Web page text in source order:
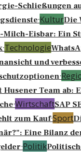
Schließungen
·KulturDie
Eisbar: Ein
·Technologie
und
·
Team ab:
·WirtschaftSAP
zum Kauf·Sport
Eine Bilanz
·Politik